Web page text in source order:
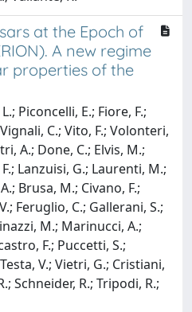
at the Epoch of
A new regime
properties of the
Piconcelli, E.; Fiore, F.;
C.; Vito, F.; Volonteri,
A.; Done, C.; Elvis, M.;
Lanzuisi, G.; Laurenti, M.;
Brusa, M.; Civano, F.;
Feruglio, C.; Gallerani, S.;
M.; Marinucci, A.;
F.; Puccetti, S.;
V.; Vietri, G.; Cristiani,
Schneider, R.; Tripodi, R.;